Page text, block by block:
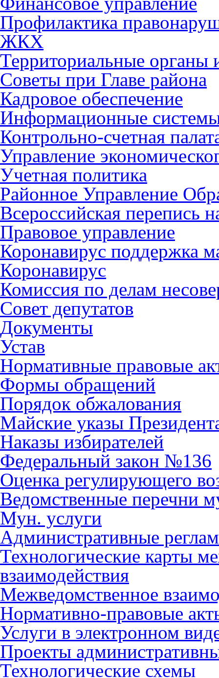
Профилактика
ЖКХ
Территориальные органы
Советы при Главе района
Кадровое обеспечение
Информационные
Контрольно-счетная
Управление
Учетная политика
Районное Управление
Всероссийская перепись
Правовое управление
Коронавирус поддержка
Коронавирус
Комиссия по делам
Совет депутатов
Документы
Устав
Нормативные правовые
Формы обращений
Порядок обжалования
Майские указы
Наказы избирателей
Федеральный закон №136
Оценка регулирующего
Ведомственные перечни
Мун. услуги
Административные
Технологические карты
взаимодействия
Межведомственное
Нормативно-правовые
Услуги в электронном
Проекты
Технологические схемы